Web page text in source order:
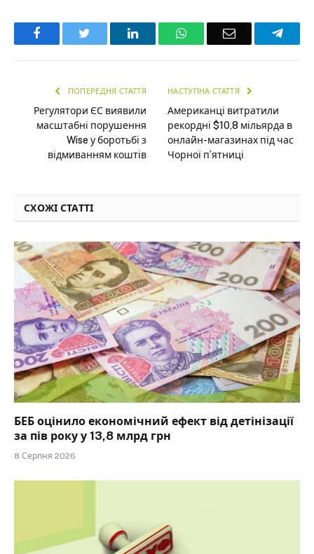
Facebook LinkedInWhatsAppEmail
ПОПЕРЕДНЯ СТАТТЯ
Регулятори ЄС виявили
масштабні порушення
Wise у боротьбі з
відмиванням коштів
НАСТУПНА СТАТТЯ
Американці витратили
рекордні $10,8 мільярда в
онлайн-магазинах під час
Чорної п’ятниці
СХОЖІ СТАТТІ
БЕБ оцінило економічний ефект від детінізації
за пів року у 13,8 млрд грн
8 Серпня 2026